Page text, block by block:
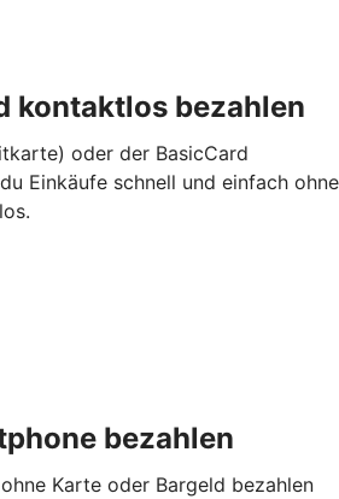
kontaktlos bezahlen
oder der BasicCard
Einkäufe schnell und einfach ohne
bezahlen
Karte oder Bargeld bezahlen